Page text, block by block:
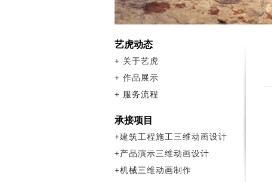
艺虎动态
+ 关于艺虎
+ 作品展示
+ 服务流程
承接项目
+建筑工程施工三维动画设计
+产品演示三维动画设计
+机械三维动画制作